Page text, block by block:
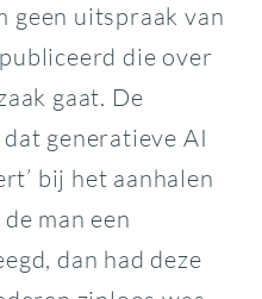
geen uitspraak van
die over
gaat. De
generatieve AI
bij het aanhalen
man een
dan had deze